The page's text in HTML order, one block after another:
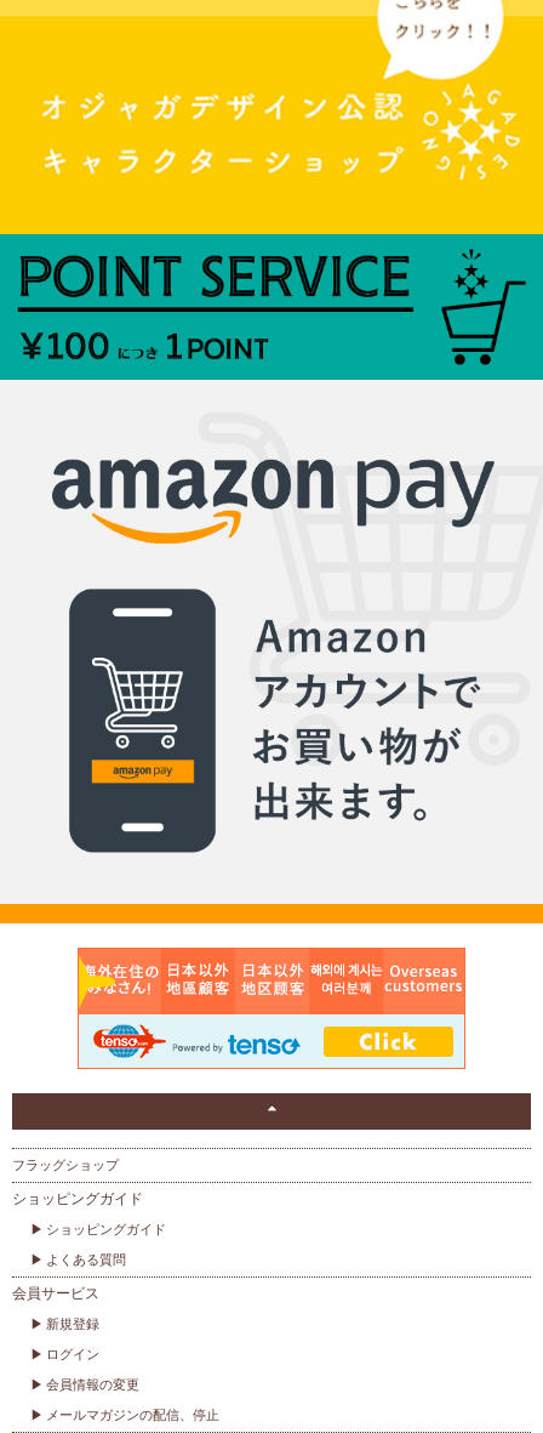
フラッグショップ
ショッピングガイド
ショッピングガイド
よくある質問
会員サービス
新規登録
ログイン
会員情報の変更
メールマガジンの配信、停止